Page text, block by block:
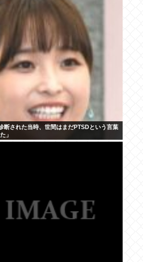
断された当時、世間はまだPTSDという言葉
」